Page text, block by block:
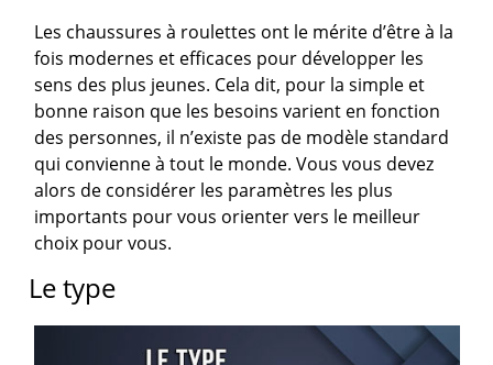
Les chaussures à roulettes ont le mérite d’être à la
fois modernes et efficaces pour développer les
sens des plus jeunes. Cela dit, pour la simple et
bonne raison que les besoins varient en fonction
des personnes, il n’existe pas de modèle standard
qui convienne à tout le monde. Vous vous devez
alors de considérer les paramètres les plus
importants pour vous orienter vers le meilleur
choix pour vous.
Le type